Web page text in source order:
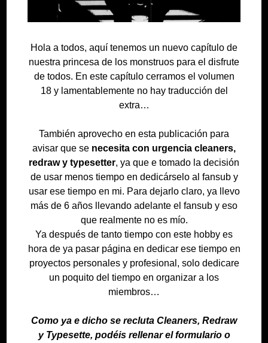
Hola a todos, aquí tenemos un nuevo capítulo de
nuestra princesa de los monstruos para el disfrute
de todos. En este capítulo cerramos el volumen
18 y lamentablemente no hay traducción del
extra…
También aprovecho en esta publicación para
avisar que se necesita con urgencia cleaners,
redraw y typesetter, ya que e tomado la decisión
de usar menos tiempo en dedicárselo al fansub y
usar ese tiempo en mi. Para dejarlo claro, ya llevo
más de 6 años llevando adelante el fansub y eso
que realmente no es mío.
Ya después de tanto tiempo con este hobby es
hora de ya pasar página en dedicar ese tiempo en
proyectos personales y profesional, solo dedicare
un poquito del tiempo en organizar a los
miembros…
Como ya e dicho se recluta Cleaners, Redraw
y Typesette, podéis rellenar el formulario o